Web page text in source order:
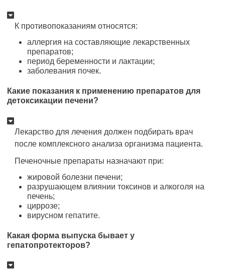
К противопоказаниям относятся:
аллергия на составляющие лекарственных
препаратов;
период беременности и лактации;
заболевания почек.
Какие показания к применению препаратов для
детоксикации печени?
Лекарство для лечения должен подбирать врач
после комплексного анализа организма пациента.
Печеночные препараты назначают при:
жировой болезни печени;
разрушающем влиянии токсинов и алкоголя на
печень;
циррозе;
вирусном гепатите.
Какая форма выпуска бывает у
гепатопротекторов?